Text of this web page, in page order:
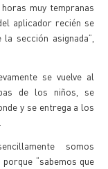
muy tempranas
aplicador recién se
sección asignada”,
se vuelve al
de los niños, se
y se entrega a los
somos
“sabemos que